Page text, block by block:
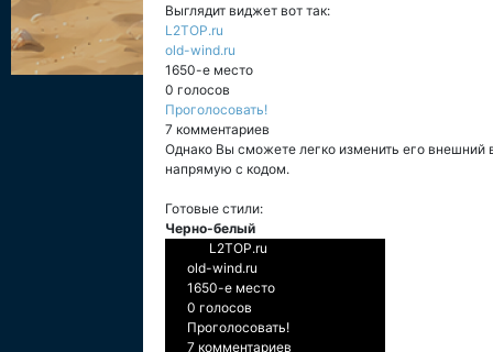
Выглядит виджет вот так:
L2TOP.ru
old-wind.ru
1650-е место
0 голосов
Проголосовать!
7 комментариев
Однако Вы сможете легко изменить его
напрямую с кодом.
Готовые стили:
Черно-белый
L2TOP.ru
old-wind.ru
1650-е место
0 голосов
Проголосовать!
7 комментариев